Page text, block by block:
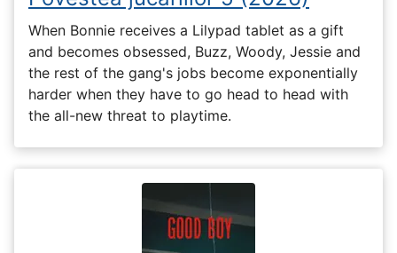
When Bonnie receives a Lilypad tablet as a gift
and becomes obsessed, Buzz, Woody, Jessie and
the rest of the gang's jobs become exponentially
harder when they have to go head to head with
the all-new threat to playtime.